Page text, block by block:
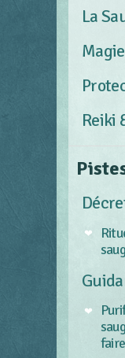
La
Reiki
faire